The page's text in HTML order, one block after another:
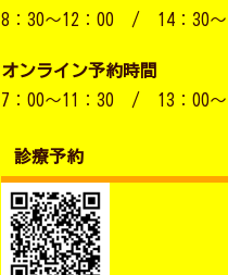
8：30～12：00 / 14：30～
オンライン予約時間
7：00～11：30 / 13：00～
診療予約